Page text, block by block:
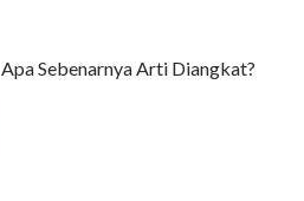
Apa Sebenarnya Arti Diangkat?